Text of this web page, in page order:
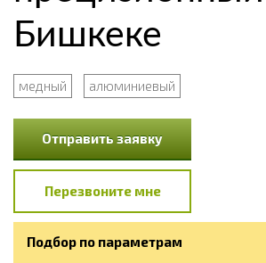
Бишкеке
медный алюминиевый
Отправить заявку
Перезвоните мне
Подбор по параметрам